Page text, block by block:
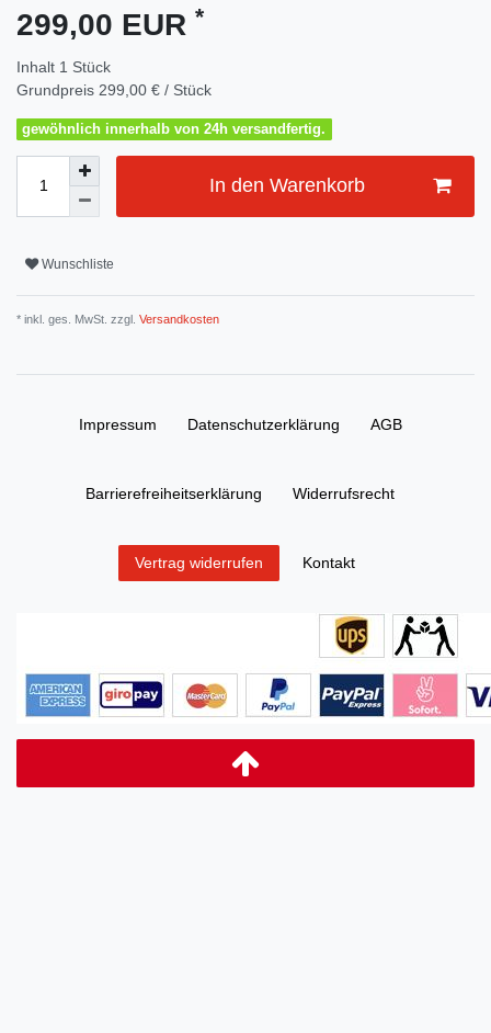
299,00 EUR *
Inhalt 1 Stück
Grundpreis 299,00 € / Stück
gewöhnlich innerhalb von 24h versandfertig.
In den Warenkorb
Wunschliste
* inkl. ges. MwSt. zzgl. Versandkosten
Impressum Daten­schutz­erklärung AGB
Barrierefreiheitserklärung Widerrufs­recht
Vertrag widerrufen Kontakt